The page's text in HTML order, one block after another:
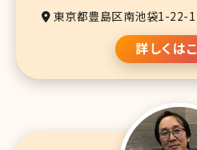
東京都豊島区南池袋1-22-
詳しくは